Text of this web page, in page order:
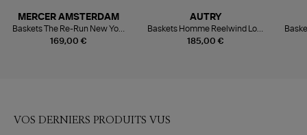
169,00 €
MERCER AMSTERDAM
Baskets The Re-Run New York
Olive
185,00 €
AUTRY
Baskets Homme Reelwind Low
Suede Net Hunt Pelic
VOS DERNIERS PRODUITS VUS